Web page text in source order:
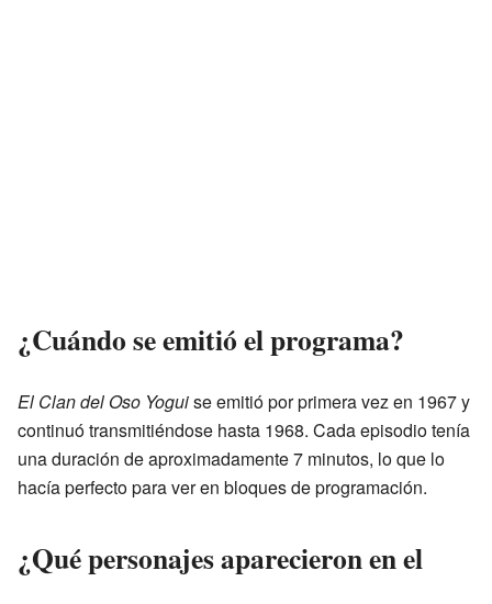
¿Cuándo se emitió el programa?
El Clan del Oso Yoguise emitió por primera vez en 1967 y
continuó transmitiéndose hasta 1968. Cada episodio tenía
una duración de aproximadamente 7 minutos, lo que lo
hacía perfecto para ver en bloques de programación.
¿Qué personajes aparecieron en el